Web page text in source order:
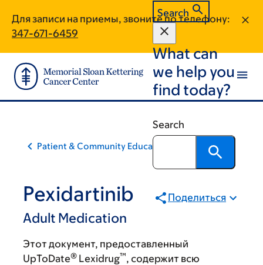
main
content
footer
Для записи на приемы, звоните по телефону:
347-671-6459
Search
What can
we help you
find today?
Search
Patient & Community Education
Pexidartinib
Adult Medication
Поделиться
Этот документ, предоставленный
UpToDate® Lexidrug™, содержит всю